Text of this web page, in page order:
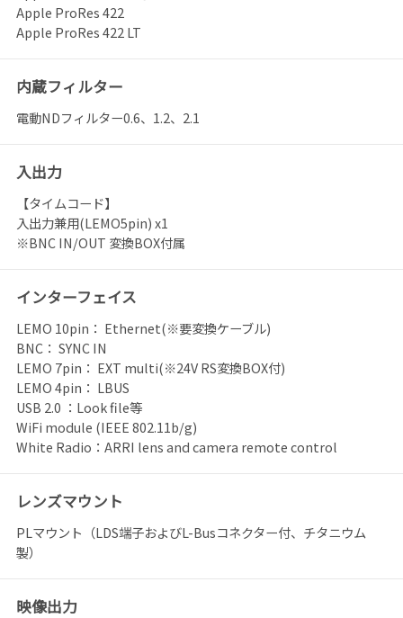
Apple ProRes 422
Apple ProRes 422 LT
内蔵フィルター
電動NDフィルター0.6、1.2、2.1
入出力
【タイムコード】
入出力兼用(LEMO5pin) x1
※BNC IN/OUT 変換BOX付属
インターフェイス
LEMO 10pin： Ethernet(※要変換ケーブル)
BNC： SYNC IN
LEMO 7pin： EXT multi(※24V RS変換BOX付)
LEMO 4pin： LBUS
USB 2.0 ：Look file等
WiFi module (IEEE 802.11b/g)
White Radio：ARRI lens and camera remote control
レンズマウント
PLマウント（LDS端子およびL-Busコネクター付、チタニウム
製）
映像出力